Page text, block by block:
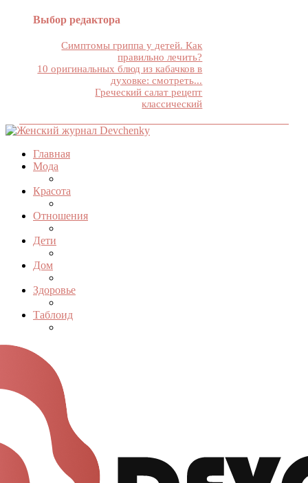
Выбор редактора
Симптомы гриппа у детей. Как
правильно лечить?
10 оригинальных блюд из кабачков в
духовке: смотреть...
Греческий салат рецепт
классический
Главная
Мода
Красота
Отношения
Дети
Дом
Здоровье
Таблоид